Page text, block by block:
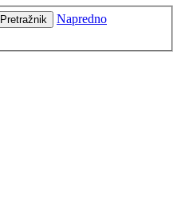
Pretražnik
Napredno